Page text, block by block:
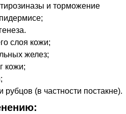
и торможение
слоя кожи;
желез;
кожи;
(в частности постакне).